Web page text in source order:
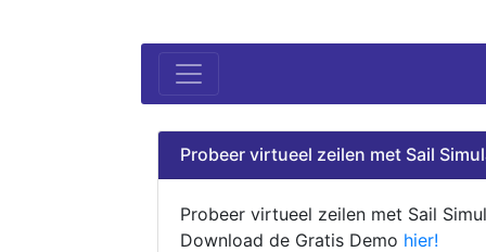
Probeer virtueel zeilen met Sail
Probeer virtueel zeilen met Sail
Download de Gratis Demo hier!